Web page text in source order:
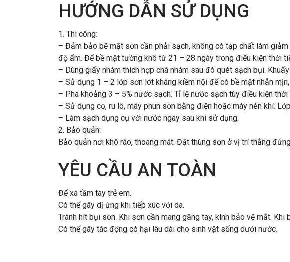
HƯỚNG DẪN SỬ DỤNG
1. Thi công:
– Đảm bảo bề mặt sơn cần phải sạch, không có tạp chất làm
độ ẩm. Để bề mặt tường khô từ 21 – 28 ngày trong điều kiện thời
– Dùng giấy nhám thích hợp chà nhám sau đó quét sạch bụi.
– Sử dụng 1 – 2 lớp sơn lót kháng kiềm nội để có bề mặt nhẵn
– Pha khoảng 3 – 5% nước sạch. Tỉ lệ nước sạch tùy điều kiện
– Sử dụng cọ, ru lô, máy phun sơn bằng điện hoặc máy nén khí.
– Làm sạch dụng cụ với nước ngay sau khi sử dụng.
2. Bảo quản:
Bảo quản nơi khô ráo, thoáng mát. Đặt thùng sơn ở vị trí thẳng
YÊU CẦU AN TOÀN
Để xa tầm tay trẻ em.
Có thể gây dị ứng khi tiếp xúc với da.
Tránh hít bụi sơn. Khi sơn cần mang găng tay, kính bảo vệ mắt.
Có thể gây tác động có hại lâu dài cho sinh vật sống dưới nước.